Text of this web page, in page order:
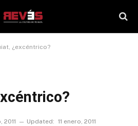
¿excéntrico?
2011 Updated: 11 enero, 2011